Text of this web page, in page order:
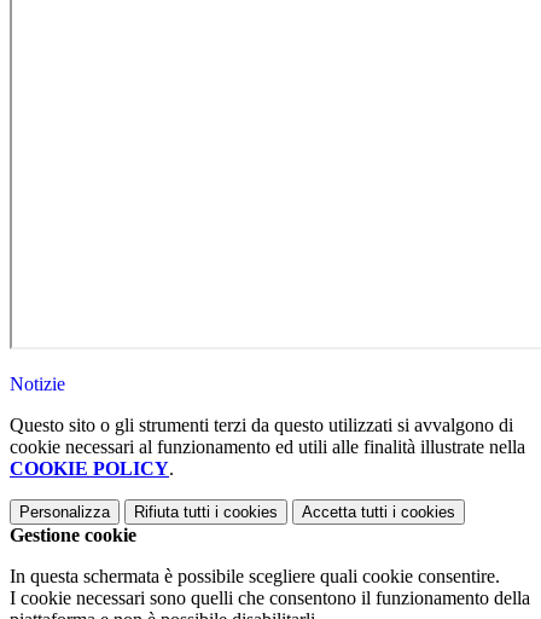
Notizie
Questo sito o gli strumenti terzi da questo utilizzati si avvalgono di
cookie necessari al funzionamento ed utili alle finalità illustrate nella
COOKIE POLICY.
Personalizza Rifiuta tutti i cookies Accetta tutti i cookies
Gestione cookie
In questa schermata è possibile scegliere quali cookie consentire.
I cookie necessari sono quelli che consentono il funzionamento della